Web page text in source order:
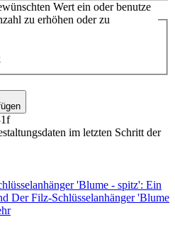
Wert ein oder benutze
zu erhöhen oder zu
im letzten Schritt der
'Blume - spitz': Ein
Der Filz-Schlüsselanhänger 'Blume